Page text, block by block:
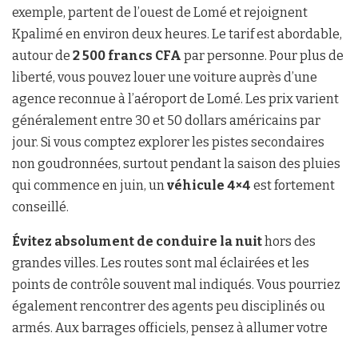
exemple, partent de l’ouest de Lomé et rejoignent
Kpalimé en environ deux heures. Le tarif est abordable,
autour de 2 500 francs CFA par personne. Pour plus de
liberté, vous pouvez louer une voiture auprès d’une
agence reconnue à l’aéroport de Lomé. Les prix varient
généralement entre 30 et 50 dollars américains par
jour. Si vous comptez explorer les pistes secondaires
non goudronnées, surtout pendant la saison des pluies
qui commence en juin, unvéhicule 4×4 est fortement
conseillé.
Évitez absolument de conduire la nuithors des
grandes villes. Les routes sont mal éclairées et les
points de contrôle souvent mal indiqués. Vous pourriez
également rencontrer des agents peu disciplinés ou
armés. Aux barrages officiels, pensez à allumer votre